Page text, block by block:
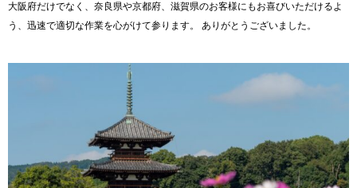
大阪府だけでなく、奈良県や京都府、 滋賀県のお客様にもお喜びいただけるよ
う、 迅速で適切な作業を心がけて参ります。 ありがとうございました。